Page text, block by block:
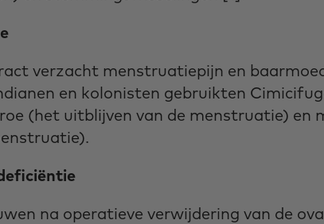
verzacht menstruatiepijn en
en kolonisten gebruikten
(het uitblijven van de menstruatie) en
na operatieve verwijdering van de